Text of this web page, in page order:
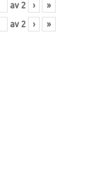
av 2 › »
av 2 › »